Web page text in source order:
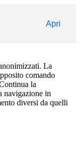
Apri
La
comando
la
navigazione in
diversi da quelli